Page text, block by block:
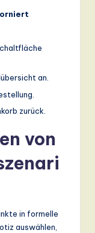
an.
zurück.
von
in formelle
auswählen,